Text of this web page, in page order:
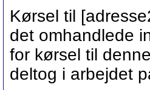
Kørsel til
det omhandlede
for kørsel til
deltog i arbejdet